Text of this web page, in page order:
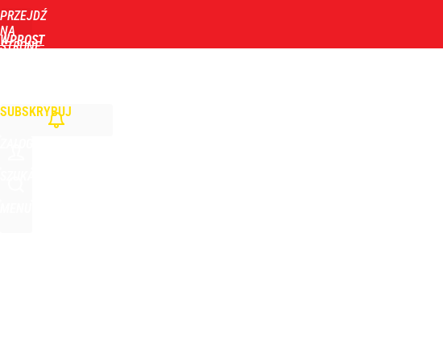
PRZEJDŹ
NA
STRONĘ
WPROST
SUBSKRYBUJ
1